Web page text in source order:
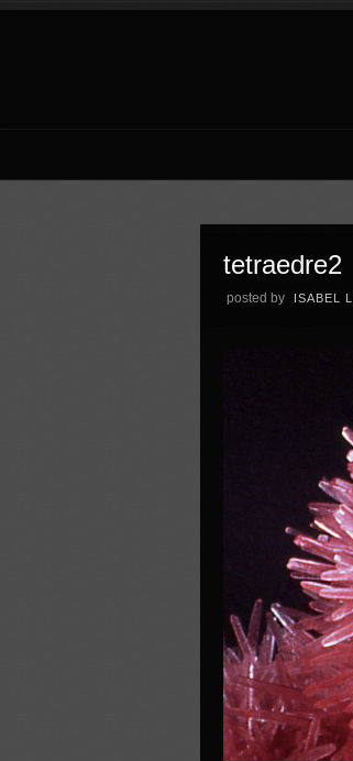
tetraedre2
posted by ISABEL